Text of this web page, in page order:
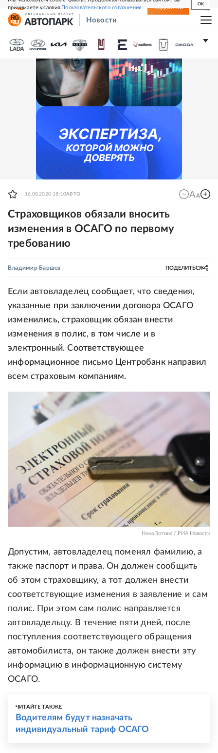
принимаете условияПользовательского соглашения
OK
СВЕЖИЙ НОМЕР ПОДПИСКА
Новости
16.08.2020 18:10АВТО
Страховщиков обязали вносить
изменения в ОСАГО по первому
требованию
Владимир Баршев ПОДЕЛИТЬСЯ
Если автовладелец сообщает, что сведения,
указанные при заключении договора ОСАГО
изменились, страховщик обязан внести
изменения в полис, в том числе и в
электронный. Соответствующее
информационное письмо Центробанк направил
всем страховым компаниям.
Нина Зотина / РИА Новости
Допустим, автовладелец поменял фамилию, а
также паспорт и права. Он должен сообщить
об этом страховщику, а тот должен внести
соответствующие изменения в заявление и сам
полис. При этом сам полис направляется
автовладельцу. В течение пяти дней, после
поступления соответствующего обращения
автомобилиста, он также должен внести эту
информацию в информационную систему
ОСАГО.
ЧИТАЙТЕ ТАКЖЕ
Водителям будут назначать
индивидуальный тариф ОСАГО